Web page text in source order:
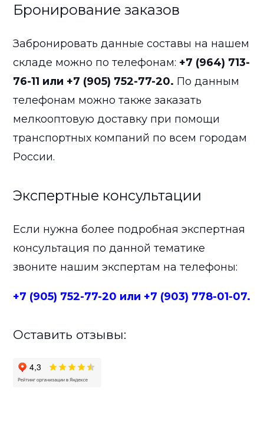
Бронирование заказов
Забронировать данные составы на нашем
складе можно по телефонам: +7 (964) 713-
76-11 или +7 (905) 752-77-20. По данным
телефонам можно также заказать
мелкооптовую доставку при помощи
транспортных компаний по всем городам
России.
Экспертные консультации
Если нужна более подробная экспертная
консультация по данной тематике
звоните нашим экспертам на телефоны:
+7 (905) 752-77-20 или +7 (903) 778-01-07.
Оставить отзывы: